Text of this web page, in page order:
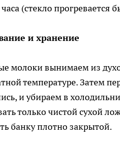
(стекло прогревается
и хранение
молоки вынимаем из
температуре. Затем
и убираем в
только чистой сухой
банку плотно закрытой.